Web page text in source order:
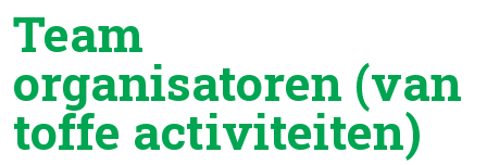
Team
organisatoren (van
toffe activiteiten)